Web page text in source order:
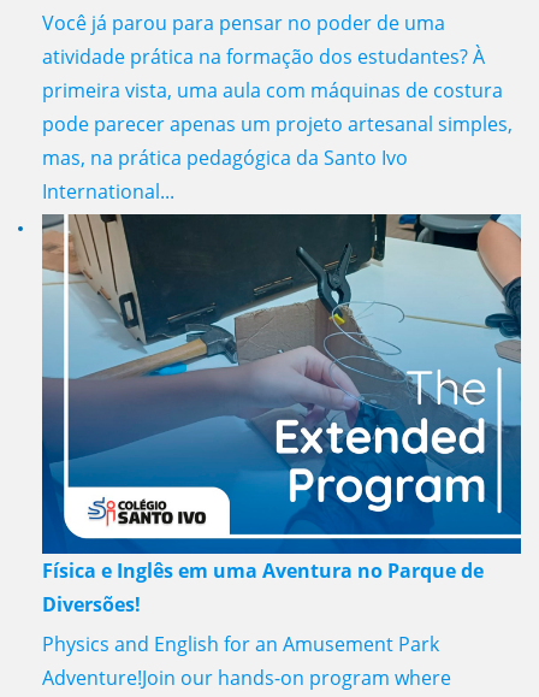
Você já parou para pensar no poder de uma
atividade prática na formação dos estudantes? À
primeira vista, uma aula com máquinas de costura
pode parecer apenas um projeto artesanal simples,
mas, na prática pedagógica da Santo Ivo
International...
Física e Inglês em uma Aventura no Parque de
Diversões!
Physics and English for an Amusement Park
Adventure!Join our hands-on program where